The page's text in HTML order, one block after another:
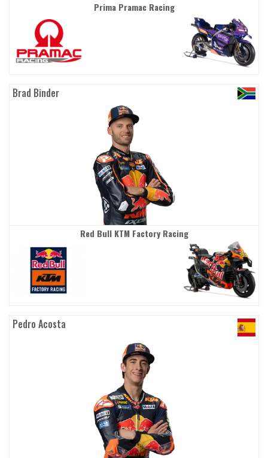
Prima Pramac Racing
Brad Binder
Red Bull KTM Factory Racing
Pedro Acosta